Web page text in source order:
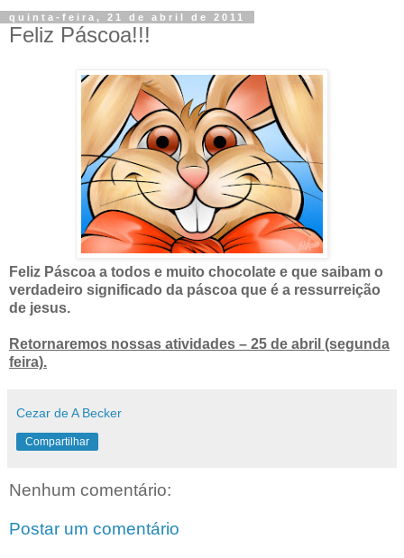
quinta-feira, 21 de abril de 2011
Feliz Páscoa!!!
Feliz Páscoa a todos e muito chocolate e que saibam o
verdadeiro significado da páscoa que é a ressurreição
de jesus.
Retornaremos nossas atividades – 25 de abril (segunda
feira).
Cezar de A Becker
Compartilhar
Nenhum comentário:
Postar um comentário